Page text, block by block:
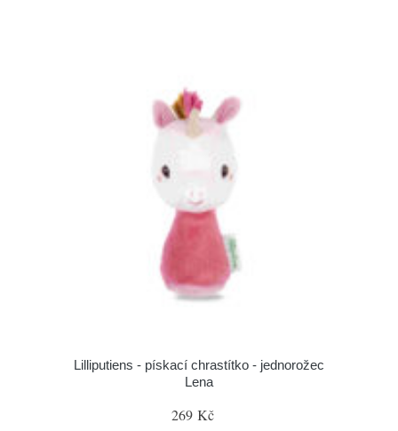
Lilliputiens - pískací chrastítko - jednorožec
Lena
269 Kč